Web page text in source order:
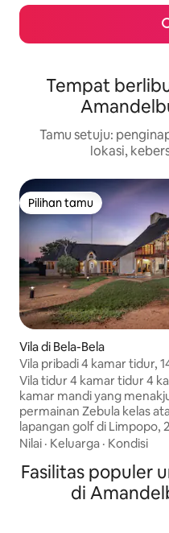
Tempat
Tamu setuju:
lokasi,
Pilihan tamu
Pilihan tamu
Vila di Bela-Bela
Vila pribadi 4 kamar tidur,
Zebula
Vila tidur 4 kamar tidur 4
kamar mandi yang
permainan Zebula kelas
lapangan golf di Limpopo,
Joburg. Unit katering
cadangan (tanpa
kolam renang, braai built -
lubang api. Pengaturan
Nilai · Keluarga · Kondisi
Fasilitas populer
di